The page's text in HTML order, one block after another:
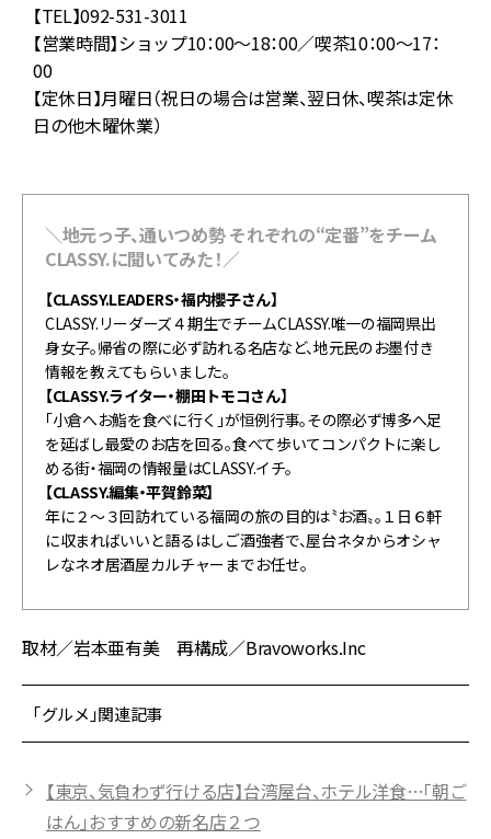
【TEL】092-531-3011
【営業時間】ショップ10：00～18：00／喫茶10：00～17：
00
【定休日】月曜日（祝日の場合は営業、翌日休、喫茶は定休
日の他木曜休業）
＼地元っ子、通いつめ勢 それぞれの“定番”をチーム
CLASSY.に聞いてみた！／
【CLASSY.LEADERS・福内櫻子さん】
CLASSY.リーダーズ４期生でチームCLASSY.唯一の福岡県出
身女子。帰省の際に必ず訪れる名店など、地元民のお墨付き
情報を教えてもらいました。
【CLASSY.ライター・棚田トモコさん】
「小倉へお鮨を食べに行く」が恒例行事。その際必ず博多へ足
を延ばし最愛のお店を回る。食べて歩いてコンパクトに楽し
める街・福岡の情報量はCLASSY.イチ。
【CLASSY.編集・平賀鈴菜】
年に２～３回訪れている福岡の旅の目的は〝お酒〟。１日６軒
に収まればいいと語るはしご酒強者で、屋台ネタからオシャ
レなネオ居酒屋カルチャーまでお任せ。
取材／岩本亜有美 再構成／Bravoworks.Inc
「グルメ」関連記事
【東京、気負わず行ける店】台湾屋台、ホテル洋食…「朝ご
はん」おすすめの新名店２つ